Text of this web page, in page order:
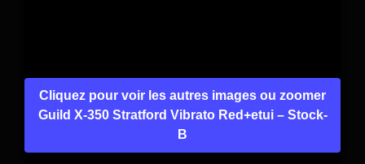
Cliquez pour voir les autres images ou zoomer
Guild X-350 Stratford Vibrato Red+etui – Stock-
B